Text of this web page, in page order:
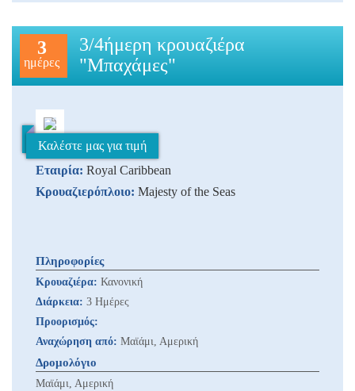
3
ημέρες
3/4ήμερη κρουαζιέρα
"Μπαχάμες"
Εταιρία: Royal Caribbean
Κρουαζιερόπλοιο: Majesty of the Seas
Καλέστε μας για τιμή
Πληροφορίες
Κρουαζιέρα: Κανονική
Διάρκεια: 3 Ημέρες
Προορισμός:
Αναχώρηση από: Μαϊάμι, Αμερική
Δρομολόγιο
Μαϊάμι, Αμερική